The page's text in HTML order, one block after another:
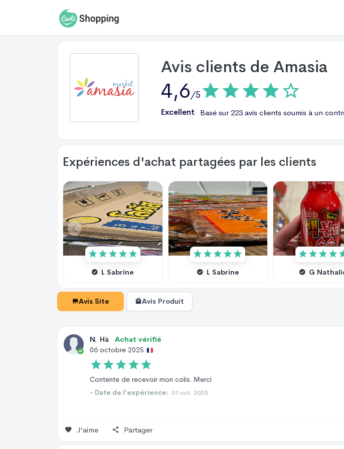
Avis clients de Amasia
4,6/5
Excellent Basé sur 223 avis clients soumis à un
Expériences d'achat partagées par les clients
L Sabrine L Sabrine G
Avis Site Avis Produit
N. Hà
Achat vérifié
06 octobre 2025
Contente de recevoir mon colis. Merci
- Date de l'expérience: 01 oct. 2025
J'aime Partager